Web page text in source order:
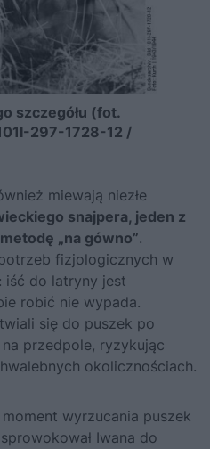
szczegółu (fot.
297-1728-12 /
miewają niezłe
snajpera, jeden z
„na gówno”.
fizjologicznych w
iść do latryny jest
robić nie wypada.
się do puszek po
przedpole, ryzykując
okolicznościach.
wyrzucania puszek
Iwana do